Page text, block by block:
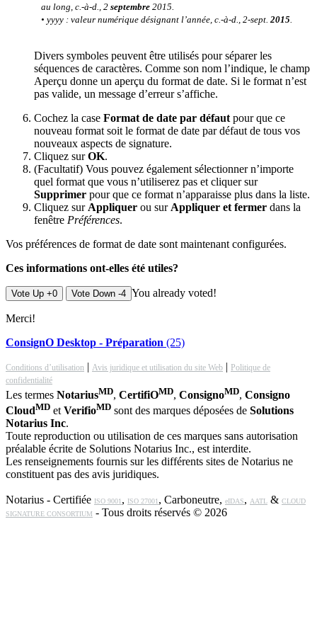
au long, c.-à-d., 2 septembre 2015.
• yyyy : valeur numérique désignant l’année, c.-à-d., 2-sept. 2015
Divers symboles peuvent être utilisés pour séparer les
séquences de caractères. Comme son nom l’indique, le champ
Aperçu donne un aperçu du format de date. Si le format n’est
pas valide, un message d’erreur s’affiche.
Cochez la case Format de date par défaut pour que ce
nouveau format soit le format de date par défaut de tous vos
nouveaux aspects de signature.
Cliquez surOK.
(Facultatif) Vous pouvez également sélectionner n’importe
quel format que vous n’utiliserez pas et cliquer sur
Supprimer pour que ce format n’apparaisse plus dans la liste.
Cliquez sur Appliquer ou sur Appliquer et fermer dans la
fenêtre Préférences.
Vos préférences de format de date sont maintenant configurées.
Ces informations ont-elles été utiles?
Vote Up +0 Vote Down -4 You already voted!
Merci!
ConsignO Desktop - Préparation (25)
Conditions d’utilisation | Avis juridique et utilisation du site Web | Politique de
confidentialité
Les termes NotariusMD, CertifiOMD, ConsignoMD, Consigno
CloudMD et VerifioMD sont des marques déposées de Solutions
Notarius Inc.
Toute reproduction ou utilisation de ces marques sans autorisation
préalable écrite de Solutions Notarius Inc., est interdite.
Les renseignements fournis sur les différents sites de Notarius ne
constituent pas des avis juridiques.
Notarius - Certifiée ISO 9001, ISO 27001, Carboneutre, eIDAS, AATL & CLOUD
SIGNATURE CONSORTIUM - Tous droits réservés © 2026